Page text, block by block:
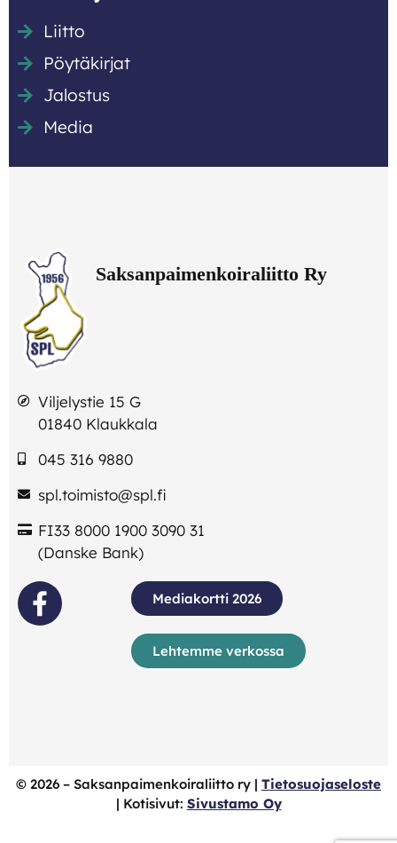
Liitto
Pöytäkirjat
Jalostus
Media
Viljelystie 15 G
01840 Klaukkala
045 316 9880
spl.toimisto@spl.fi
FI33 8000 1900 3090 31
(Danske Bank)
Mediakortti 2026
Lehtemme verkossa
© 2026 – Saksanpaimenkoiraliitto ry | Tietosuojaseloste
| Kotisivut: Sivustamo Oy